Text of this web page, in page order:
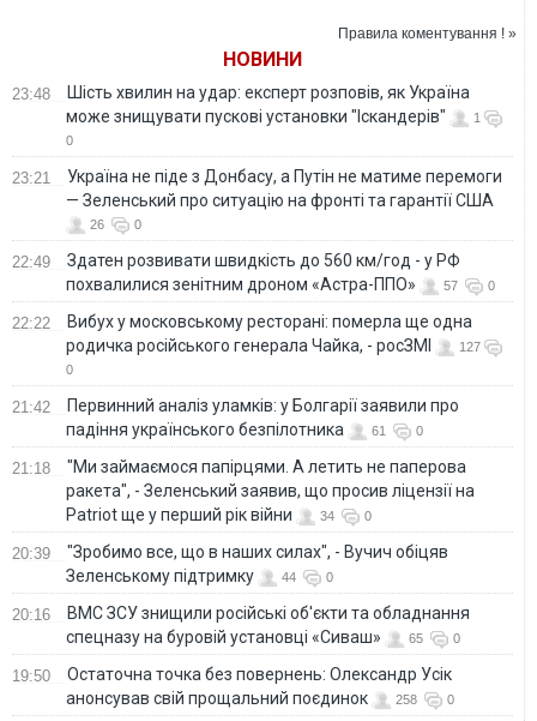
Правила коментування ! »
НОВИНИ
23:48
Шість хвилин на удар: експерт розповів, як Україна
може знищувати пускові установки "Іскандерів"
1
0
23:21
Україна не піде з Донбасу, а Путін не матиме перемоги
— Зеленський про ситуацію на фронті та гарантії США
26 0
22:49
Здатен розвивати швидкість до 560 км/год - у РФ
похвалилися зенітним дроном «Астра-ППО»
57 0
22:22
Вибух у московському ресторані: померла ще одна
родичка російського генерала Чайка, - росЗМІ
127
0
21:42
Первинний аналіз уламків: у Болгарії заявили про
падіння українського безпілотника
61 0
21:18
"Ми займаємося папірцями. А летить не паперова
ракета", - Зеленський заявив, що просив ліцензії на
Patriot ще у перший рік війни
34 0
20:39
"Зробимо все, що в наших силах", - Вучич обіцяв
Зеленському підтримку
44 0
20:16
ВМС ЗСУ знищили російські об'єкти та обладнання
спецназу на буровій установці «Сиваш»
65 0
19:50
Остаточна точка без повернень: Олександр Усік
анонсував свій прощальний поєдинок
258 0